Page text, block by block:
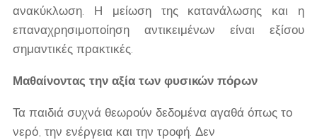
ανακύκλωση. Η μείωση της κατανάλωσης και η
επαναχρησιμοποίηση αντικειμένων είναι εξίσου
σημαντικές πρακτικές.
Μαθαίνοντας την αξία των φυσικών πόρων
Τα παιδιά συχνά θεωρούν δεδομένα αγαθά όπως το
νερό, την ενέργεια και την τροφή. Δεν